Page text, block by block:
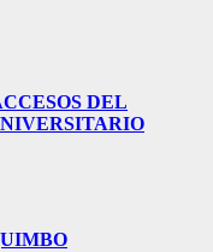
DEL